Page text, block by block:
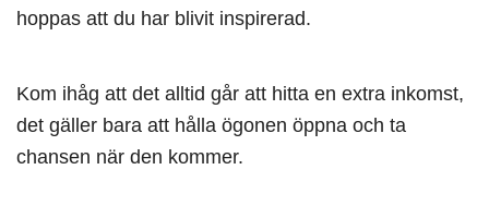
hoppas att du har blivit inspirerad.
Kom ihåg att det alltid går att hitta en extra inkomst,
det gäller bara att hålla ögonen öppna och ta
chansen när den kommer.